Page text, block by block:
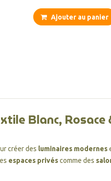
Ajouter au panier
Blanc,
créer des luminaires modernes
espaces privéscomme des